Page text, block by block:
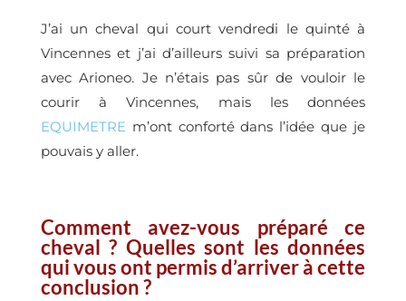
J’ai un cheval qui court vendredi le quinté à
Vincennes et j’ai d’ailleurs suivi sa préparation
avec Arioneo. Je n’étais pas sûr de vouloir le
courir à Vincennes, mais les données
EQUIMETRE m’ont conforté dans l’idée que je
pouvais y aller.
Comment avez-vous préparé ce
cheval ? Quelles sont les données
qui vous ont permis d’arriver à cette
conclusion ?